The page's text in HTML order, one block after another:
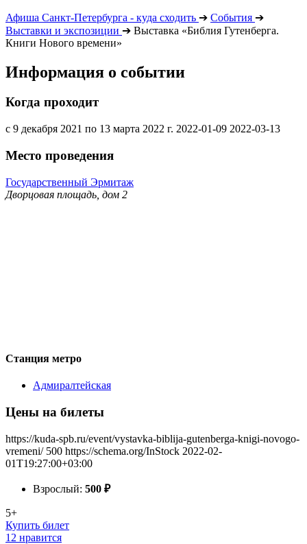
Афиша Санкт-Петербурга - куда сходить ➔ События ➔
Выставки и экспозиции ➔ Выставка «Библия Гутенберга.
Книги Нового времени»
Информация о событии
Когда проходит
с 9 декабря 2021 по 13 марта 2022 г. 2022-01-09 2022-03-13
Место проведения
Государственный Эрмитаж
Дворцовая площадь, дом 2
Станция метро
Адмиралтейская
Цены на билеты
https://kuda-spb.ru/event/vystavka-biblija-gutenberga-knigi-novogo-
vremeni/ 500 https://schema.org/InStock 2022-02-
01T19:27:00+03:00
Взрослый: 500 ₽
5+
Купить билет
12 нравится